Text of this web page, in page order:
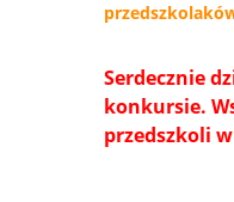
Serdecznie
konkursie.
przedszkoli